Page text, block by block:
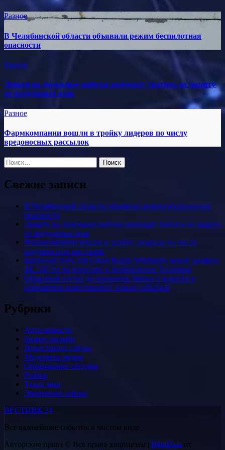
Разное
В Челябинской области объявили режим беспилотная
опасности
Разное
Деньги на дорожные работы разрешат тратить на защиту
от воздушных атак
Разное
Фармкомпании вошли в тройку лидеров по числу
вредоносных рассылок
Найти:
Свежие записи
В Челябинской области объявили режим беспилотная
опасности
Деньги на дорожные работы разрешат тратить на защиту
от воздушных атак
Фармкомпании вошли в тройку лидеров по числу
вредоносных рассылок
Крупный патч для Ghost Recon Wildlands: новое задание,
4K / 60 fps на консолях и возвращение Хищника
Обратный отсчет до принятия Закона о ясности в
отношении криптовалют: новые события!
Рубрики
Авто новости
Бизнес онлайн
Инвестиции сейчас
Медицина рядом
Образование сегодня
Разное
Техно мир
Экономика сейчас
ВЕСТНИК 24
Все важнейшие события в чистом виде
Авторские права © Все права защищены | BlogData от